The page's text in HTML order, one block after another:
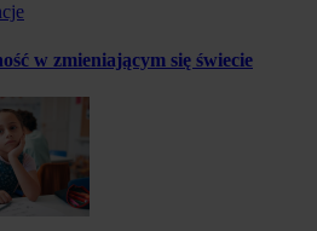
w zmieniającym się świecie